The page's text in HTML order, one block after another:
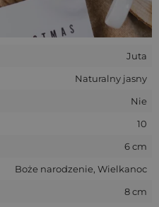
z brandingiem.
- to element komunikacji
- estetyczne pakowanie ziół i
- dekoracje przy
Juta
Naturalny jasny
Nie
10
6 cm
Boże narodzenie, Wielkanoc
8 cm